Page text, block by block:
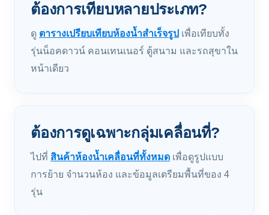
ต้องการเทียบหลายประเภท?
ดู ตารางเปรียบเทียบห้องน้ำสำเร็จรูป เพื่อเทียบทั้ง
รุ่นน็อคดาวน์ คอนเทนเนอร์ ตู้สนาม และรถสุขาใน
หน้าเดียว
ต้องการดูเฉพาะกลุ่มเคลื่อนที่?
ไปที่ สินค้าห้องน้ำเคลื่อนที่ทั้งหมด เพื่อดูรูปแบบ
การย้าย จำนวนห้อง และข้อมูลเตรียมพื้นที่ของ 4
รุ่น